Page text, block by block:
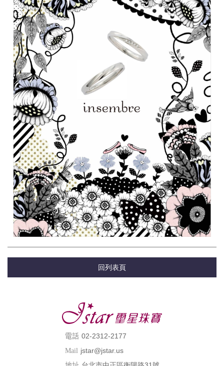
回列表頁
電話 02-2312-2177
Mail jstar@jstar.us